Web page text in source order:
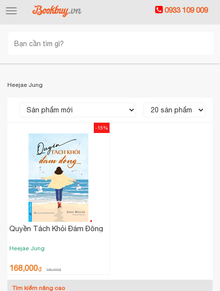
Toggle
0933 109 009
Heejae Jung
Quyền Tách Khỏi Đám Đông
Heejae Jung
168,000₫ 198,000₫
-15%
Tìm kiếm nâng cao